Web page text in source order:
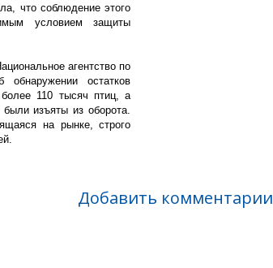
что соблюдение этого
условием защиты
агентство по
остатков
110 тысяч птиц, а
изъяты из оборота.
на рынке, строго
Добавить комментарии